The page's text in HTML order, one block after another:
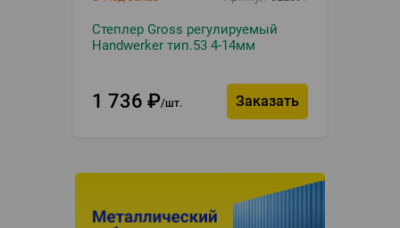
Степлер Gross регулируемый
Handwerker тип.53 4-14мм
1 736 ₽ шт. Заказать